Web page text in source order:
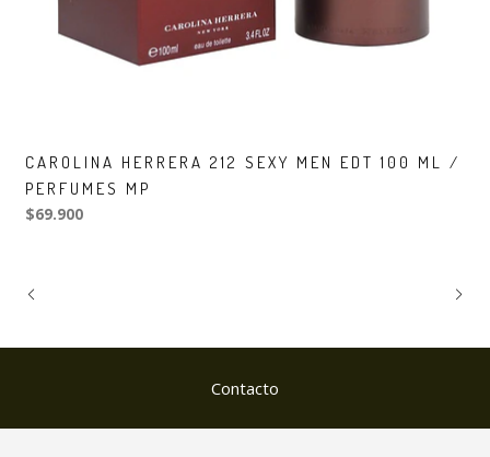
CAROLINA HERRERA 212 SEXY MEN EDT 100 ML /
PERFUMES MP
$69.900
Contacto